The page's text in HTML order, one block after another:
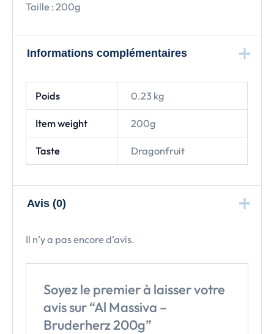
Taille : 200g
Informations complémentaires
Poids 0.23 kg
Item weight 200g
Taste Dragonfruit
Avis (0)
Il n’y a pas encore d’avis.
Soyez le premier à laisser votre
avis sur “Al Massiva –
Bruderherz 200g”